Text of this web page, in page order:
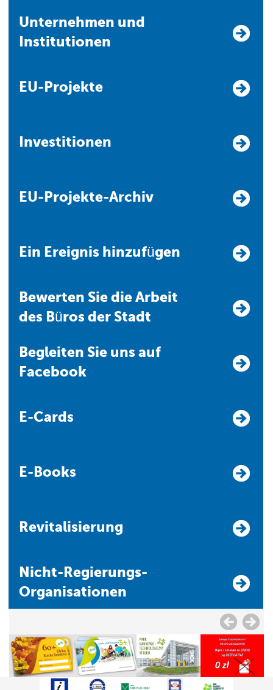
Unternehmen und
Institutionen
EU-Projekte
Investitionen
EU-Projekte-Archiv
Ein Ereignis hinzufügen
Bewerten Sie die Arbeit
des Büros der Stadt
Begleiten Sie uns auf
Facebook
E-Cards
E-Books
Revitalisierung
Nicht-Regierungs-
Organisationen